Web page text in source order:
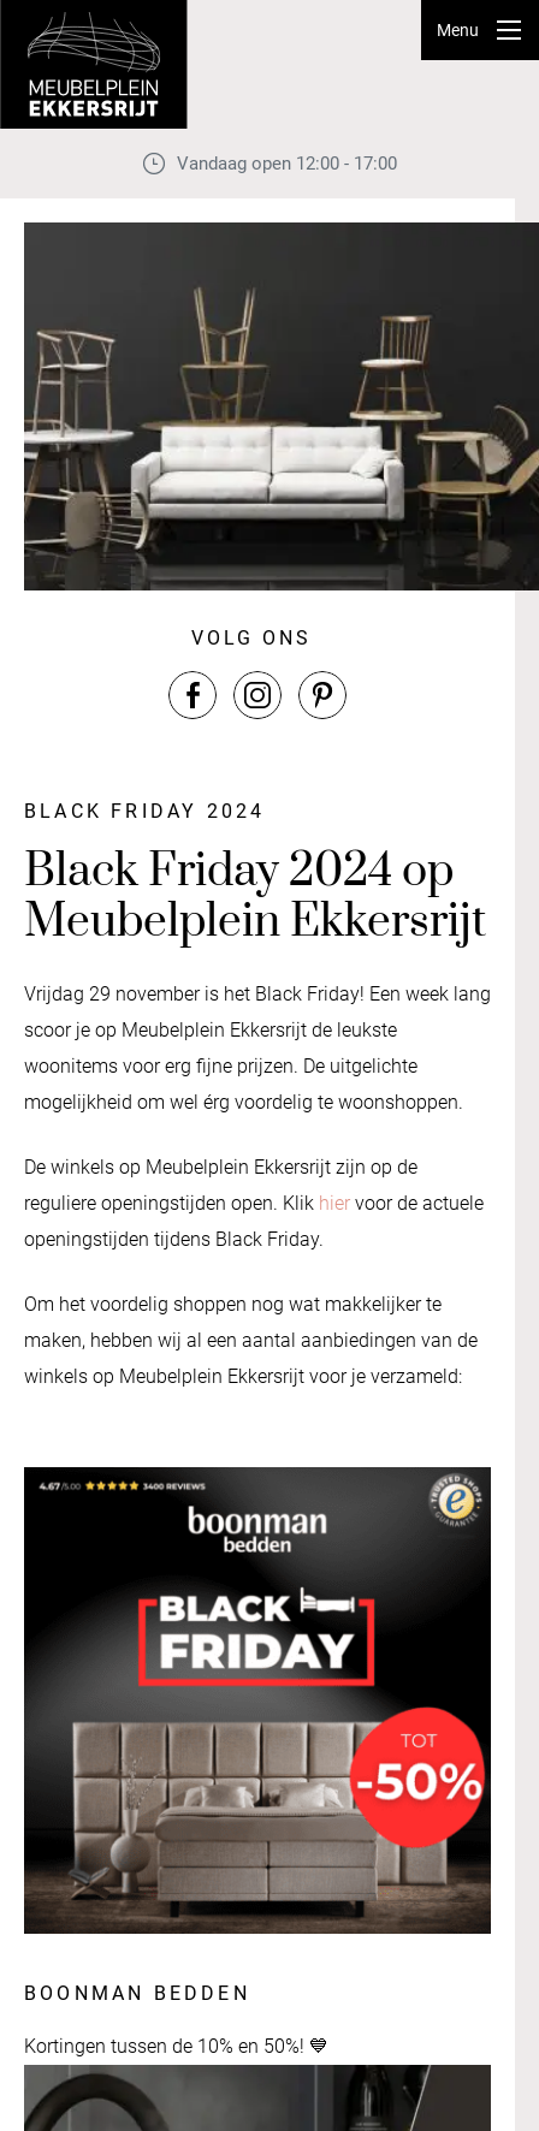
Menu
Vandaag open 12:00 - 17:00
VOLG ONS
BLACK FRIDAY 2024
Black Friday 2024 op
Meubelplein Ekkersrijt
Vrijdag 29 november is het Black Friday! Een week lang
scoor je op Meubelplein Ekkersrijt de leukste
woonitems voor erg fijne prijzen. De uitgelichte
mogelijkheid om wel érg voordelig te woonshoppen.
De winkels op Meubelplein Ekkersrijt zijn op de
reguliere openingstijden open. Klik hier voor de actuele
openingstijden tijdens Black Friday.
Om het voordelig shoppen nog wat makkelijker te
maken, hebben wij al een aantal aanbiedingen van de
winkels op Meubelplein Ekkersrijt voor je verzameld:
BOONMAN BEDDEN
Kortingen tussen de 10% en 50%! 💙